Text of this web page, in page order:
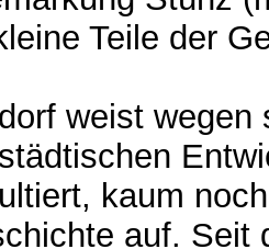
Teile der
weist wegen
kaum
auf. Seit